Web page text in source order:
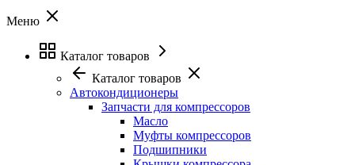
Меню
Каталог товаров
Каталог товаров
Автокондиционеры
Запчасти для компрессоров
Масло
Муфты компрессоров
Подшипники